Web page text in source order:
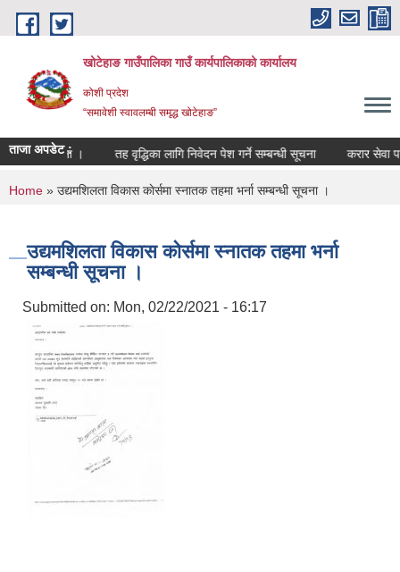
Skip to main content
खोटेहाङ गाउँपालिका गाउँ कार्यपालिकाको कार्यालय
कोशी प्रदेश
“समावेशी स्वावलम्बी समृद्ध खोटेहाङ”
ताजा अपडेट :
सूचना । तह वृद्धिका लागि निवेदन पेश गर्ने सम्बन्धी सूचना करार सेवा
You are here
Home » उद्यमशिलता विकास काेर्समा स्नातक तहमा भर्ना सम्बन्धी सूचना ।
उद्यमशिलता विकास काेर्समा स्नातक तहमा भर्ना
सम्बन्धी सूचना ।
Submitted on: Mon, 02/22/2021 - 16:17